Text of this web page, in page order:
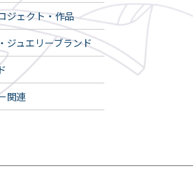
ジェクト・作品
ジュエリーブランド
関連